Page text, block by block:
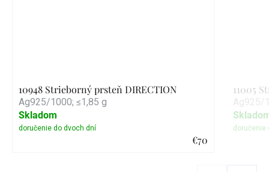
10948 Strieborný prsteň DIRECTION
Ag925/1000; ≤1,85 g
€70
Skladom
11005